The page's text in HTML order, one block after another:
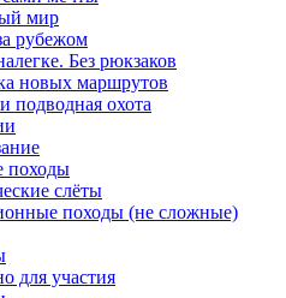
мир
рубежом
Без рюкзаков
новых маршрутов
подводная охота
походы
слёты
походы (не сложные)
для участия